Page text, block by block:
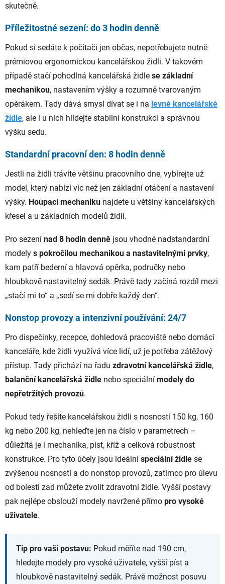
skutečně.
Příležitostné sezení: do 3 hodin denně
Pokud si sedáte k počítači jen občas, nepotřebujete nutně
prémiovou ergonomickou kancelářskou židli. V takovém
případě stačí pohodlná kancelářská židle se základní
mechanikou, nastavením výšky a rozumně tvarovaným
opěrákem. Tady dává smysl dívat se i na levné kancelářské
židle, ale i u nich hlídejte stabilní konstrukci a správnou
výšku sedu.
Standardní pracovní den: 8 hodin denně
Jestli na židli trávíte většinu pracovního dne, vybírejte už
model, který nabízí víc než jen základní otáčení a nastavení
výšky. Houpací mechaniku najdete u většiny kancelářských
křesel a u základních modelů židlí.
Pro sezení nad 8 hodin denně jsou vhodné nadstandardní
modely s pokročilou mechanikou a nastavitelnými prvky,
kam patří bederní a hlavová opěrka, područky nebo
hloubkově nastavitelný sedák. Právě tady začíná rozdíl mezi
„stačí mi to“ a „sedí se mi dobře každý den“.
Nonstop provozy a intenzivní používání: 24/7
Pro dispečinky, recepce, dohledová pracoviště nebo domácí
kanceláře, kde židli využívá více lidí, už je potřeba zátěžový
přístup. Tady přichází na řadu zdravotní kancelářská židle,
balanční kancelářská židle nebo speciální modely do
nepřetržitých provozů.
Pokud tedy řešíte kancelářskou židli s nosností 150 kg, 160
kg nebo 200 kg, nehleďte jen na číslo v parametrech –
důležitá je i mechanika, píst, kříž a celková robustnost
konstrukce. Pro tyto účely jsou ideální speciální židle se
zvýšenou nosností a do nonstop provozů, zatímco pro úlevu
od bolesti zad můžete zvolit zdravotní židle. Vyšší postavy
pak nejlépe obslouží modely navržené přímo pro vysoké
uživatele.
Tip pro vaši postavu: Pokud měříte nad 190 cm,
hledejte modely pro vysoké uživatele, vyšší píst a
hloubkově nastavitelný sedák. Právě možnost posuvu